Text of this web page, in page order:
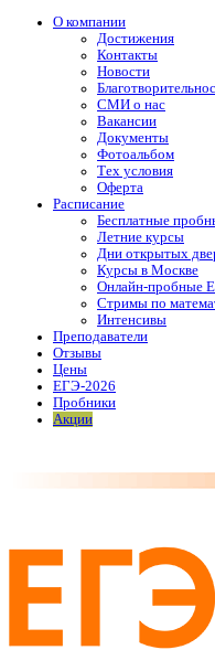
О компании
Достижения
Контакты
Новости
СМИ о нас
Вакансии
Документы
Фотоальбом
Тех условия
Оферта
Расписание
Бесплатные
Летние курсы
Дни открытых
Курсы в Москве
Онлайн-пробные
Стримы по
Интенсивы
Преподаватели
Отзывы
Цены
ЕГЭ-2026
Пробники
Акции